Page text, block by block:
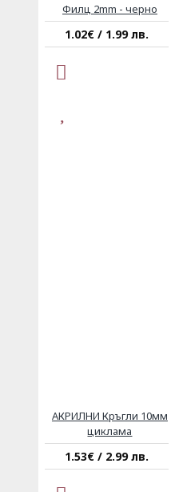
Филц 2mm - черно
1.02€ / 1.99 лв.
АКРИЛНИ Кръгли 10мм
циклама
1.53€ / 2.99 лв.